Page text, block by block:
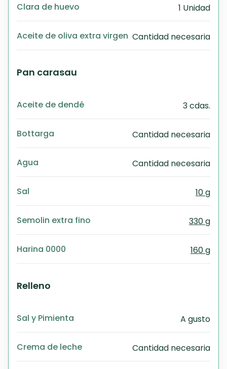
Clara de huevo 1 Unidad
Aceite de oliva extra virgen Cantidad necesaria
Pan carasau
Aceite de dendé 3 cdas.
Bottarga Cantidad necesaria
Agua Cantidad necesaria
Sal 10 g
Semolin extra fino 330 g
Harina 0000 160 g
Relleno
Sal y Pimienta A gusto
Crema de leche Cantidad necesaria